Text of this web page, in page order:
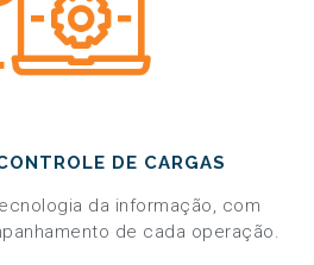
DE CARGAS
da informação, com
de cada operação.